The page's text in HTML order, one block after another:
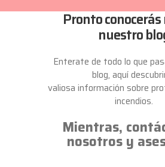
Pronto
nuestro
Enterate de todo lo que
blog, aquí
valiosa información sobre
incendios.
Mientras,
nosotros y